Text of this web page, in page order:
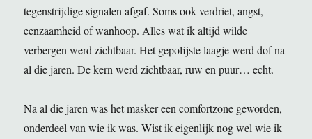
tegenstrijdige signalen afgaf. Soms ook verdriet, angst,
eenzaamheid of wanhoop. Alles wat ik altijd wilde
verbergen werd zichtbaar. Het gepolijste laagje werd dof na
al die jaren. De kern werd zichtbaar, ruw en puur… echt.
Na al die jaren was het masker een comfortzone geworden,
onderdeel van wie ik was. Wist ik eigenlijk nog wel wie ik